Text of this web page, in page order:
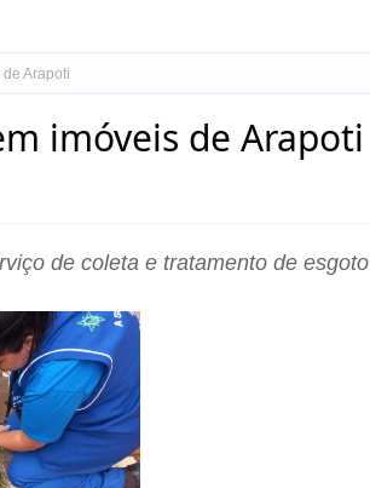
Arapoti
imóveis de Arapoti
de coleta e tratamento de esgoto